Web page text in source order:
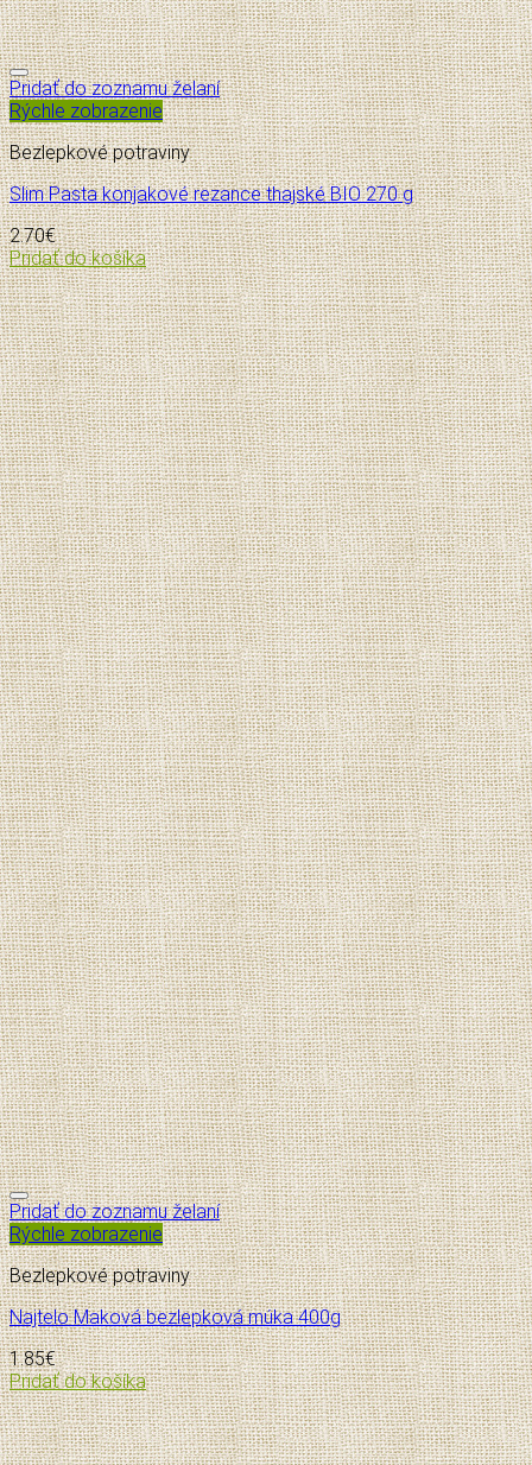
Pridať do zoznamu želaní
Rýchle zobrazenie
Bezlepkové potraviny
Slim Pasta konjakové rezance thajské BIO 270 g
2.70€
Pridať do košíka
Pridať do zoznamu želaní
Rýchle zobrazenie
Bezlepkové potraviny
Najtelo Maková bezlepková múka 400g
1.85€
Pridať do košíka